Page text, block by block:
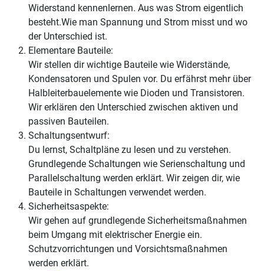
Widerstand kennenlernen. Aus was Strom eigentlich
besteht.Wie man Spannung und Strom misst und wo
der Unterschied ist.
Elementare Bauteile:
Wir stellen dir wichtige Bauteile wie Widerstände,
Kondensatoren und Spulen vor. Du erfährst mehr über
Halbleiterbauelemente wie Dioden und Transistoren.
Wir erklären den Unterschied zwischen aktiven und
passiven Bauteilen.
Schaltungsentwurf:
Du lernst, Schaltpläne zu lesen und zu verstehen.
Grundlegende Schaltungen wie Serienschaltung und
Parallelschaltung werden erklärt. Wir zeigen dir, wie
Bauteile in Schaltungen verwendet werden.
Sicherheitsaspekte:
Wir gehen auf grundlegende Sicherheitsmaßnahmen
beim Umgang mit elektrischer Energie ein.
Schutzvorrichtungen und Vorsichtsmaßnahmen
werden erklärt.